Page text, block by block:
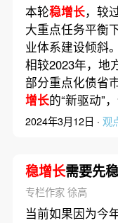
本轮稳增长，较
大重点任务平衡下
业体系建设倾斜
相较2023年，地
部分重点化债省
增长的“新驱动”
2024年3月12日 · 观
稳增长需要先
专栏作家 徐高
当前如果因为今